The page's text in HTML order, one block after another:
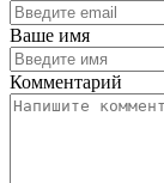
Ваше имя
Комментарий